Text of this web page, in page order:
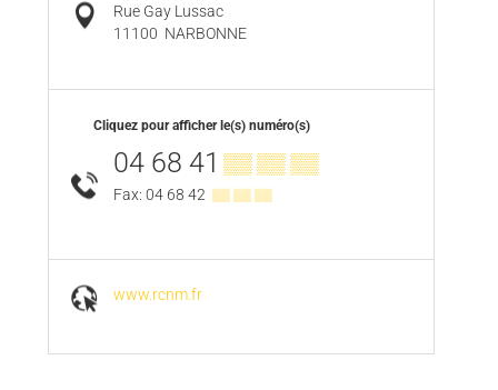
Rue Gay Lussac
11100 NARBONNE
Cliquez pour afficher le(s) numéro(s)
04 68 41 ▒▒ ▒▒ ▒▒
Fax: 04 68 42 ▒▒ ▒▒ ▒▒
www.rcnm.fr